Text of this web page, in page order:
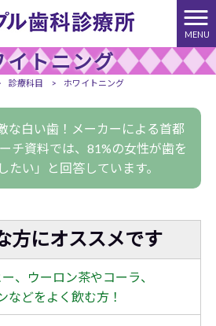
MENU
イトニング
診療科目 > ホワイトニング
な白い歯！メーカーによる首都
チ資料では、81%の女性が歯を
たい」と回答しています。
方にオススメです
、ウーロン茶やコーラ、
などをよく飲む方！